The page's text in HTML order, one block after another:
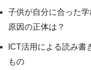
子供が自分に合った
原因の正体は？
ICT活用による読み書
もの